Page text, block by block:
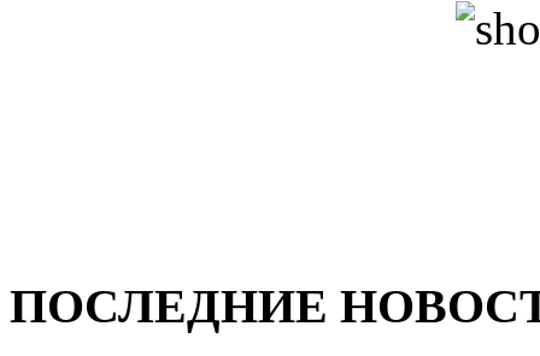
ПОСЛЕДНИЕ